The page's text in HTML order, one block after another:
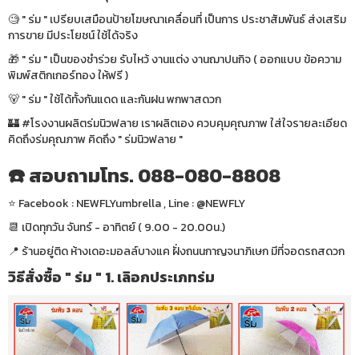
🧐 " ร่ม " เปรียบเสมือนป้ายโฆษณาเคลื่อนที่ เป็นการ ประชาสัมพันธ์ ส่งเสริม
การขาย มีประโยชน์ ใช้ได้จริง
🎁 " ร่ม " เป็นของชำร่วย รับไหว้ งานแต่ง งานฌาปนกิจ ( ออกแบบ ข้อความ
พิมพ์สติกเกอร์ทอง ให้ฟรี )
🐻 " ร่ม " ใช้ได้ทั้งกันแดด และกันฝน พกพาสดวก
🏰 #โรงงานผลิตร่มนิวฟลาย เราผลิตเอง ควบคุมคุณภาพ ใส่ใจรายละเอียด
คิดถึงร่มคุณภาพ คิดถึง " ร่มนิวฟลาย "
☎️ สอบถามโทร. 088-080-8808
⭐️ Facebook : NEWFLYumbrella , Line : @NEWFLY
📆 เปิดทุกวัน จันทร์ - อาทิตย์ ( 9.00 - 20.00น.)
📍 ร้านอยู่ติด ห้างเดอะมอลล์บางแค ฝั่งถนนกาญจนาภิเษก มีที่จอดรถสดวก
วิธีสั่งซื้อ " ร่ม " 1. เลิอกประเภทร่ม